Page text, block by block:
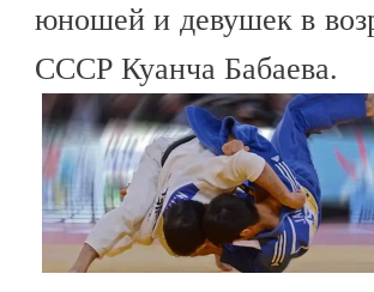
юношей и девушек в
СССР Куанча Бабаева.